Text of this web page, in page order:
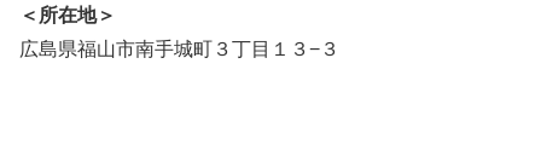
＜所在地＞
広島県福山市南手城町３丁目１３−３